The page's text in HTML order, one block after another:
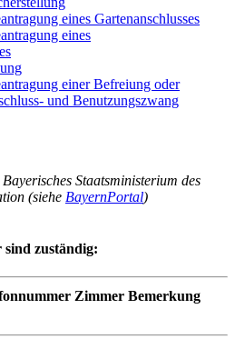
eines Gartenanschlusses
eines
einer Befreiung oder
und Benutzungszwang
Staatsministerium des
(siehe BayernPortal)
zuständig:
Zimmer Bemerkung